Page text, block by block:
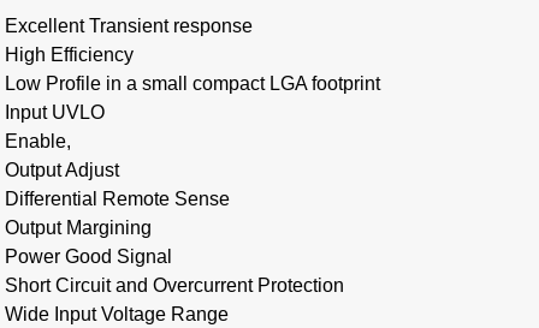
Excellent Transient response
High Efficiency
Low Profile in a small compact LGA footprint
Input UVLO
Enable,
Output Adjust
Differential Remote Sense
Output Margining
Power Good Signal
Short Circuit and Overcurrent Protection
Wide Input Voltage Range